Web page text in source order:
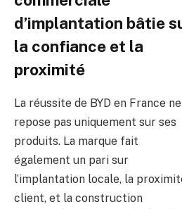
d’implantation bâtie
la confiance et la
proximité
La réussite de BYD en France ne
repose pas uniquement sur ses
produits. La marque fait
également un pari sur
l’implantation locale, la
client, et la construction